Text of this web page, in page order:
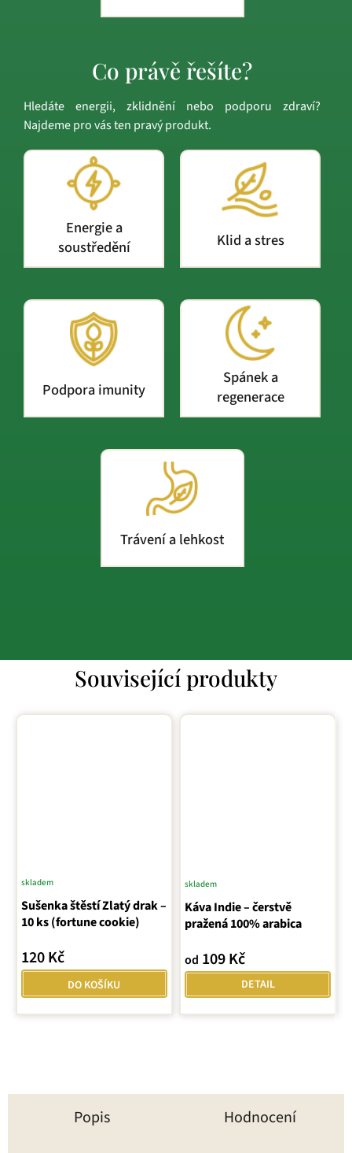
Co právě řešíte?
Hledáte energii, zklidnění nebo podporu zdraví?
Najdeme pro vás ten pravý produkt.
Energie a
soustředění
Klid a stres
Podpora imunity
Spánek a
regenerace
Trávení a lehkost
Související produkty
Sušenka štěstí Zlatý drak –
10 ks (fortune cookie)
Průměrné
hodnocení
produktu
5,0
5
hvězdiček.
skladem
120 Kč
DO KOŠÍKU
Káva Indie – čerstvě
pražená 100% arabica
skladem
od 109 Kč
DETAIL
Popis Hodnocení